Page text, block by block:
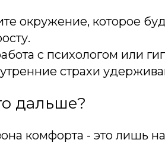
окружение, которое
с психологом или
страхи
дальше?
комфорта - это лишь